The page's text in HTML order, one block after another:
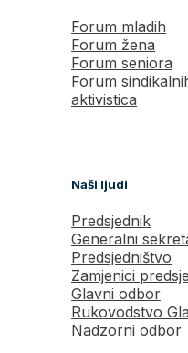
Forum mladih
Forum žena
Forum seniora
Forum
aktivistica
Naši ljudi
Predsjednik
Generalni
Predsjedništvo
Zamjenici
Glavni odbor
Rukovodstvo
Nadzorni odbor